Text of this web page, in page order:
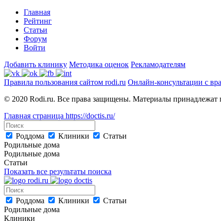
Главная
Рейтинг
Статьи
Форум
Войти
Добавить клинику Методика оценок Рекламодателям
Правила пользования сайтом rodi.ru Онлайн-консультации с
© 2020 Rodi.ru. Все права защищены. Материалы принадлежат
Главная страница https://doctis.ru/
Роддома Клиники
Статьи
Родильные дома
Родильные дома
Статьи
Показать все результаты поиска
Роддома Клиники
Статьи
Родильные дома
Клиники